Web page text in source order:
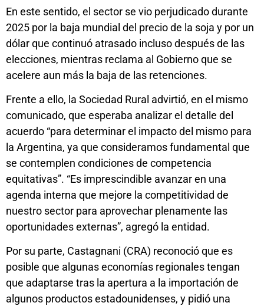
En este sentido, el sector se vio perjudicado durante
2025 por la baja mundial del precio de la soja y por un
dólar que continuó atrasado incluso después de las
elecciones, mientras reclama al Gobierno que se
acelere aun más la baja de las retenciones.
Frente a ello, la Sociedad Rural advirtió, en el mismo
comunicado, que esperaba analizar el detalle del
acuerdo “para determinar el impacto del mismo para
la Argentina, ya que consideramos fundamental que
se contemplen condiciones de competencia
equitativas”. “Es imprescindible avanzar en una
agenda interna que mejore la competitividad de
nuestro sector para aprovechar plenamente las
oportunidades externas”, agregó la entidad.
Por su parte, Castagnani (CRA) reconoció que es
posible que algunas economías regionales tengan
que adaptarse tras la apertura a la importación de
algunos productos estadounidenses, y pidió una